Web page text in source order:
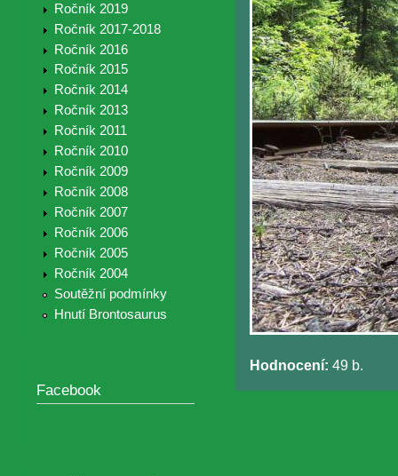
Ročník 2019
Ročník 2017-2018
Ročník 2016
Ročník 2015
Ročník 2014
Ročník 2013
Ročník 2011
Ročník 2010
Ročník 2009
Ročník 2008
Ročník 2007
Ročník 2006
Ročník 2005
Ročník 2004
Soutěžní podmínky
Hnutí Brontosaurus
Facebook
Hodnocení: 49 b.